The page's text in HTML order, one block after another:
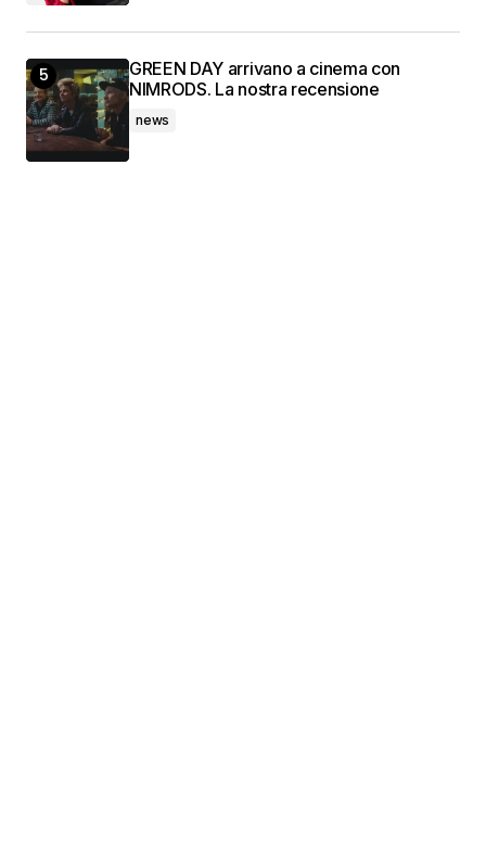
GREEN DAY arrivano a cinema con
NIMRODS. La nostra recensione
news